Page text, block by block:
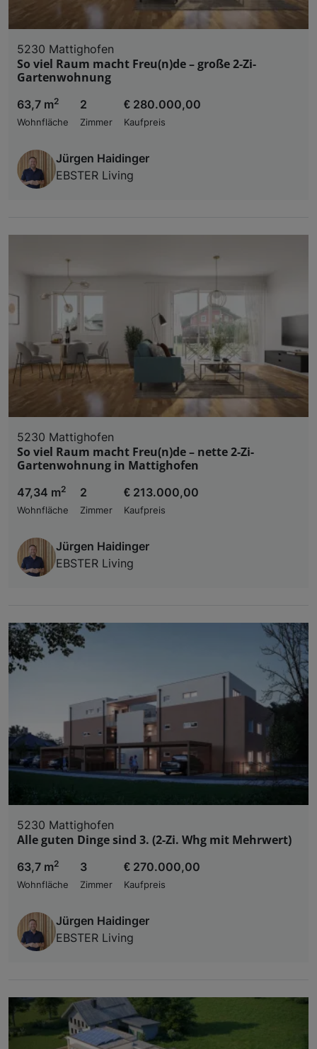
5230 Mattighofen
So viel Raum macht Freu(n)de – große 2-Zi-
Gartenwohnung
63,7 m2
Wohnfläche
2
Zimmer
€ 280.000,00
Kaufpreis
Jürgen Haidinger
EBSTER Living
5230 Mattighofen
So viel Raum macht Freu(n)de – nette 2-Zi-
Gartenwohnung in Mattighofen
47,34 m2
Wohnfläche
2
Zimmer
€ 213.000,00
Kaufpreis
Jürgen Haidinger
EBSTER Living
5230 Mattighofen
Alle guten Dinge sind 3. (2-Zi. Whg mit Mehrwert)
63,7 m2
Wohnfläche
3
Zimmer
€ 270.000,00
Kaufpreis
Jürgen Haidinger
EBSTER Living